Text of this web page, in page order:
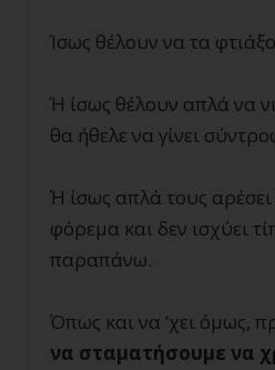
Ίσως θέλουν να τα
Ή ίσως θέλουν απλά να
θα ήθελε να γίνει
Ή ίσως απλά τους αρέσει
φόρεμα και δεν ισχύει
παραπάνω.
Όπως και να ‘χει όμως,
να σταματήσουμε να